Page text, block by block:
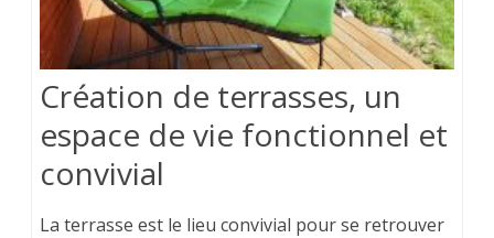
Création de terrasses, un
espace de vie fonctionnel et
convivial
La terrasse est le lieu convivial pour se retrouver